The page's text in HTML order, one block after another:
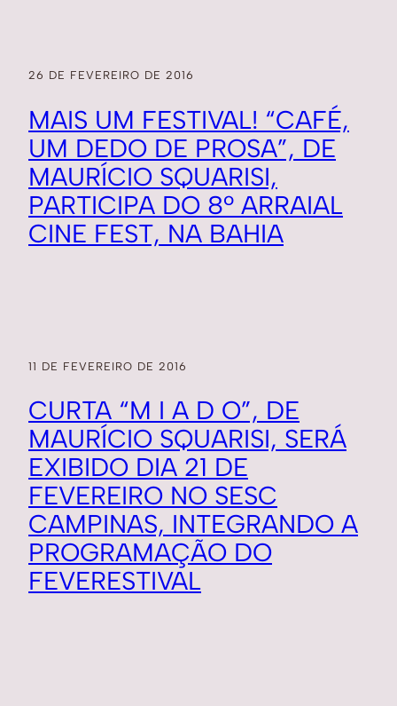
26 DE FEVEREIRO DE 2016
MAIS UM FESTIVAL! “CAFÉ,
UM DEDO DE PROSA”, DE
MAURÍCIO SQUARISI,
PARTICIPA DO 8º ARRAIAL
CINE FEST, NA BAHIA
11 DE FEVEREIRO DE 2016
CURTA “M I A D O”, DE
MAURÍCIO SQUARISI, SERÁ
EXIBIDO DIA 21 DE
FEVEREIRO NO SESC
CAMPINAS, INTEGRANDO A
PROGRAMAÇÃO DO
FEVERESTIVAL